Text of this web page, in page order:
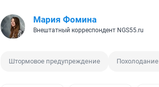
Мария Фомина
Внештатный корреспондент NGS55.ru
Штормовое предупреждение Похолодание